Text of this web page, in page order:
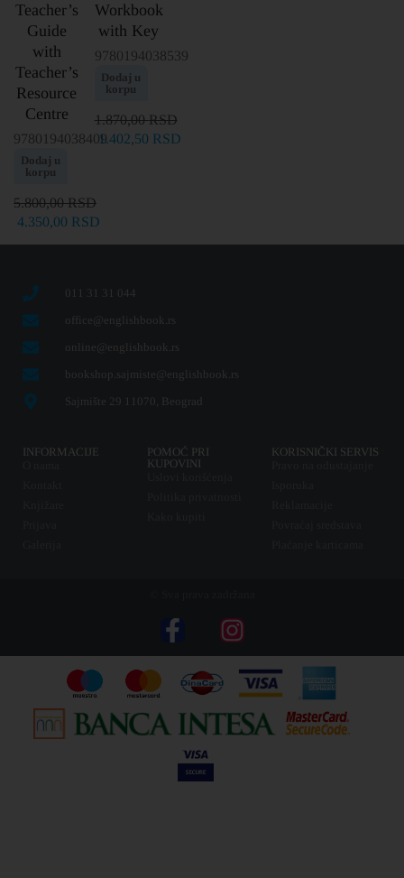
Teacher’s
Guide
with
Teacher’s
Resource
Centre
9780194038409
Dodaj u
korpu
5.800,00RSD
4.350,00 RSD
Workbook
with Key
9780194038539
Dodaj u
korpu
1.870,00RSD
1.402,50 RSD
011 31 31 044
office@englishbook.rs
online@englishbook.rs
bookshop.sajmiste@englishbook.rs
Sajmište 29 11070, Beograd
INFORMACIJE
POMOĆ PRI
KUPOVINI
KORISNIČKI SERVIS